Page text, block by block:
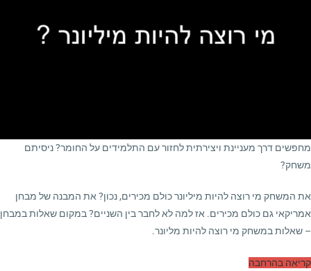
מחפשים דרך מעניינת ויצירתית לחזור עם התלמידים על החומר? ניסיתם
משחק?
את המשחק מי רוצה להיות מיליונר כולם מכירים, נכון? את המבנה של מבחן
אמריקאי גם כולם מכירים. אז למה לא לחבר בין השניים? במקום שאלות במבחן
– שאלות במשחק מי רוצה להיות מליונר.
קריאה בהרחבה